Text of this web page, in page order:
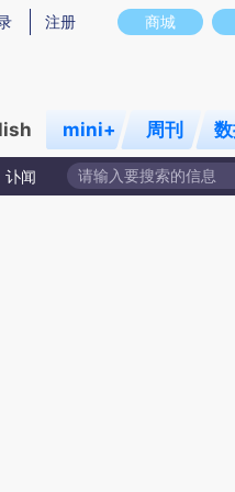
意图存在偏差。不代表财新观点和
商城
注册
mini+ 周刊
讣闻